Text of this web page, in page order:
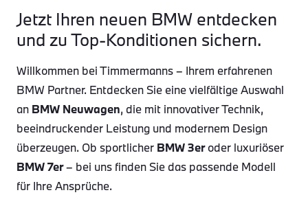
Jetzt Ihren neuen BMW entdecken
und zu Top-Konditionen sichern.
Willkommen bei Timmermanns – Ihrem erfahrenen
BMW Partner. Entdecken Sie eine vielfältige Auswahl
an BMW Neuwagen, die mit innovativer Technik,
beeindruckender Leistung und modernem Design
überzeugen. Ob sportlicher BMW 3eroder luxuriöser
BMW 7er– bei uns finden Sie das passende Modell
für Ihre Ansprüche.